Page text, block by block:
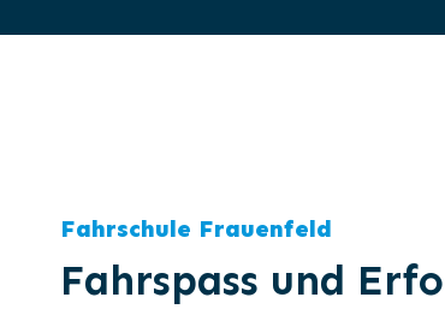
Fahrschule Frauenfeld
Fahrspass und